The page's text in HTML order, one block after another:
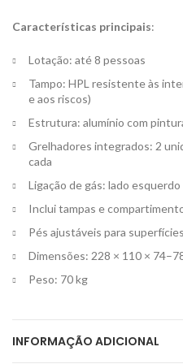
Características principais:
Lotação: até 8 pessoas
Tampo: HPL resistente às
e aos riscos)
Estrutura: alumínio com
Grelhadores integrados: 2
cada
Ligação de gás: lado
Inclui tampas e
Pés ajustáveis ​​para
Dimensões: 228 × 110 ×
Peso: 70 kg
INFORMAÇÃO ADICIONAL